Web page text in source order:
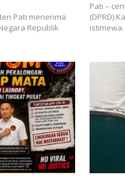
Pati menerima
Republik
Pati –
(DPRD)